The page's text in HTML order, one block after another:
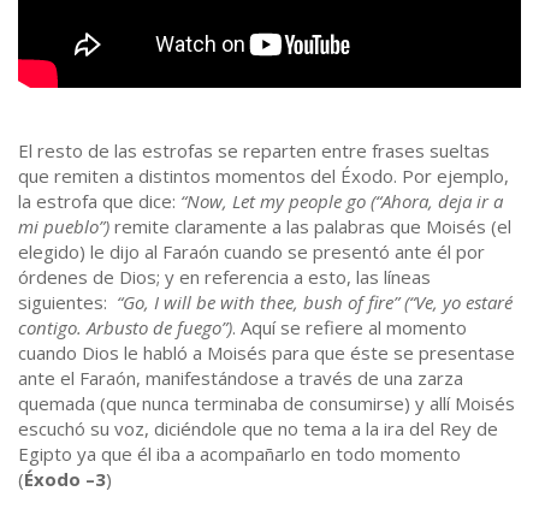
El resto de las estrofas se reparten entre frases sueltas
que remiten a distintos momentos del Éxodo. Por ejemplo,
la estrofa que dice: “Now, Let my people go (“Ahora, deja ir a
mi pueblo”) remite claramente a las palabras que Moisés (el
elegido) le dijo al Faraón cuando se presentó ante él por
órdenes de Dios; y en referencia a esto, las líneas
siguientes: “Go, I will be with thee, bush of fire” (“Ve, yo estaré
contigo. Arbusto de fuego”). Aquí se refiere al momento
cuando Dios le habló a Moisés para que éste se presentase
ante el Faraón, manifestándose a través de una zarza
quemada (que nunca terminaba de consumirse) y allí Moisés
escuchó su voz, diciéndole que no tema a la ira del Rey de
Egipto ya que él iba a acompañarlo en todo momento
(Éxodo –3)